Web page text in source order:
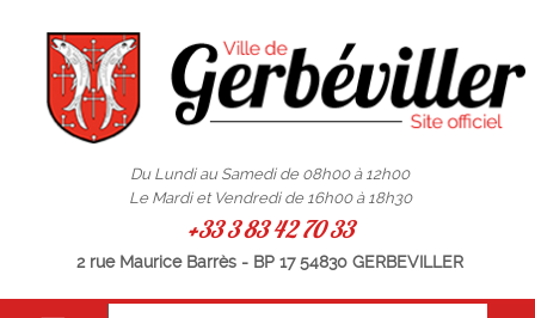
Du Lundi au Samedi de 08h00 à 12h00
Le Mardi et Vendredi de 16h00 à 18h30
+33 3 83 42 70 33
2 rue Maurice Barrès - BP 17 54830 GERBEVILLER